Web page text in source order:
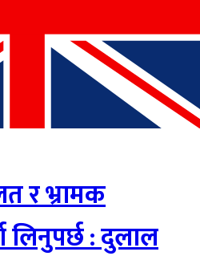
र भ्रामक
लिनुपर्छ : दुलाल